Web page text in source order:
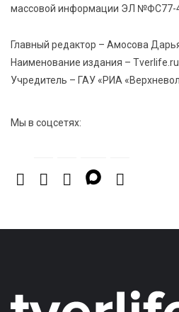
правила безопасности в
массовой информации ЭЛ №ФС77-
Главный редактор – Амосова
Наименование издания – Tverlife.ru
Учредитель – ГАУ «РИА
Мы в соцсетях: